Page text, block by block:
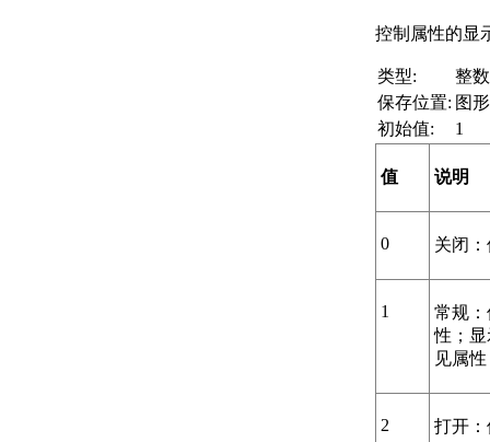
控制属性的显
类型:
整数
保存位置: 图形
初始值:
1
值 说明
0 关闭
1
常规
性；
见属性
2 打开